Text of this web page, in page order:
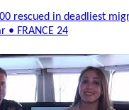
rescued in deadliest
• FRANCE 24